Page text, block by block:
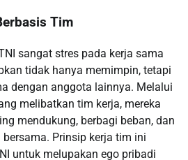
Tim
sangat stres pada kerja sama
tidak hanya memimpin, tetapi
dengan anggota lainnya. Melalui
melibatkan tim kerja, mereka
mendukung, berbagi beban, dan
Prinsip kerja tim ini
untuk melupakan ego pribadi